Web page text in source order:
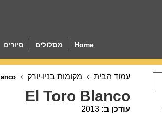
Home מסלולים סיורים
עמוד הבית מקומות בניו-יורק
El Toro Blanco
עודכן ב: 2013